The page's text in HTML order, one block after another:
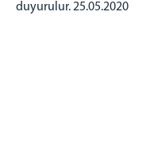
duyurulur. 25.05.2020